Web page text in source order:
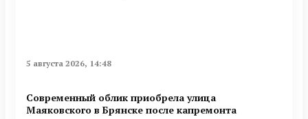
5 августа 2026, 14:48
Современный облик приобрела улица
Маяковского в Брянске после капремонта